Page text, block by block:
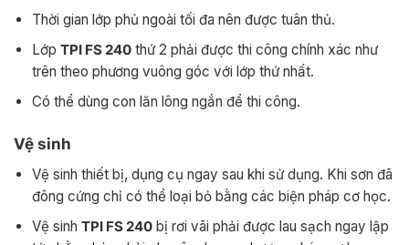
Thời gian lớp phủ ngoài tối đa nên được tuân thủ.
Lớp TPI FS 240thứ 2 phải được thi công chính xác như
trên theo phương vuông góc với lớp thứ nhất.
Có thể dùng con lăn lông ngắn để thi công.
Vệ sinh
Vệ sinh thiết bị, dụng cụ ngay sau khi sử dụng. Khi sơn đã
đông cứng chỉ có thể loại bỏ bằng các biện pháp cơ học.
Vệ sinh TPI FS 240bị rơi vãi phải được lau sạch ngay lập